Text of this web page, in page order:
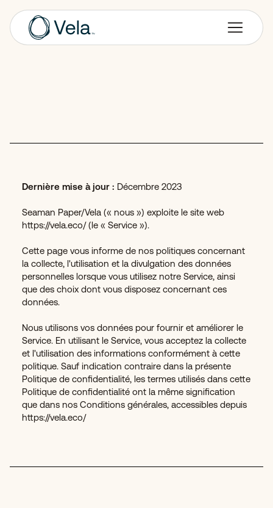
Dernière mise à jour : Décembre 2023
Seaman Paper/Vela (« nous ») exploite le site web
https://vela.eco/ (le « Service »).
Cette page vous informe de nos politiques concernant
la collecte, l'utilisation et la divulgation des données
personnelles lorsque vous utilisez notre Service, ainsi
que des choix dont vous disposez concernant ces
données.
Nous utilisons vos données pour fournir et améliorer le
Service. En utilisant le Service, vous acceptez la collecte
et l'utilisation des informations conformément à cette
politique. Sauf indication contraire dans la présente
Politique de confidentialité, les termes utilisés dans cette
Politique de confidentialité ont la même signification
que dans nos Conditions générales, accessibles depuis
https://vela.eco/